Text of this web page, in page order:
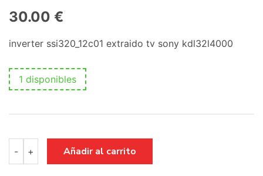
30.00 €
inverter ssi320_12c01 extraido tv sony kdl32l4000
1 disponibles
-
ssi320_12c01
cantidad
+ Añadir al carrito